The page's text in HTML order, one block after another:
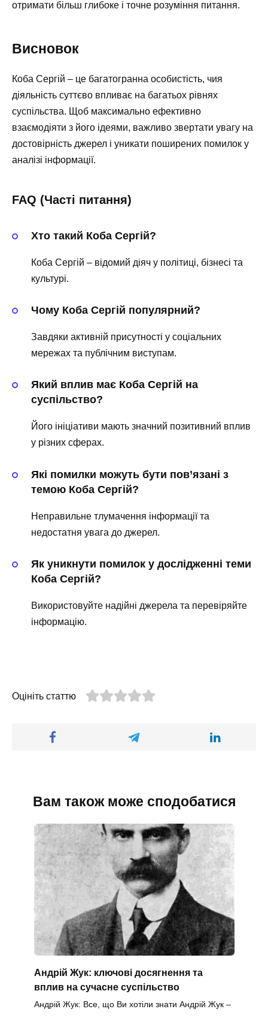
отримати більш глибоке і точне розуміння питання.
Висновок
Коба Сергій – це багатогранна особистість, чия
діяльність суттєво впливає на багатьох рівнях
суспільства. Щоб максимально ефективно
взаємодіяти з його ідеями, важливо звертати увагу на
достовірність джерел і уникати поширених помилок у
аналізі інформації.
FAQ (Часті питання)
Хто такий Коба Сергій?
Коба Сергій – відомий діяч у політиці, бізнесі та
культурі.
Чому Коба Сергій популярний?
Завдяки активній присутності у соціальних
мережах та публічним виступам.
Який вплив має Коба Сергій на
суспільство?
Його ініціативи мають значний позитивний вплив
у різних сферах.
Які помилки можуть бути пов’язані з
темою Коба Сергій?
Неправильне тлумачення інформації та
недостатня увага до джерел.
Як уникнути помилок у дослідженні теми
Коба Сергій?
Використовуйте надійні джерела та перевіряйте
інформацію.
Оцініть статтю
Вам також може сподобатися
Андрій Жук: ключові досягнення та
вплив на сучасне суспільство
Андрій Жук: Все, що Ви хотіли знати Андрій Жук –